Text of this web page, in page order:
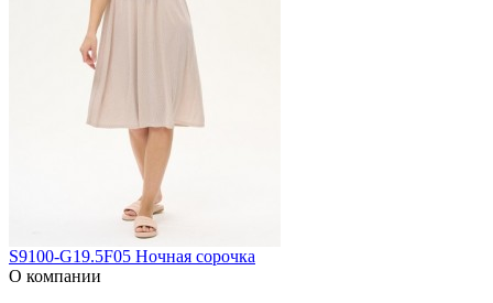
S9100-G19.5F05 Ночная сорочка
О компании